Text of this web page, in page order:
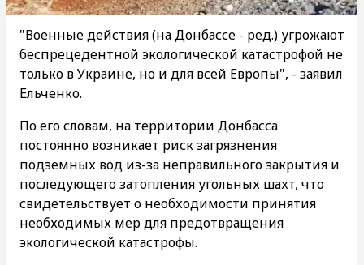
"Военные действия (на Донбассе - ред.) угрожают
беспрецедентной экологической катастрофой не
только в Украине, но и для всей Европы", - заявил
Ельченко.
По его словам, на территории Донбасса
постоянно возникает риск загрязнения
подземных вод из-за неправильного закрытия и
последующего затопления угольных шахт, что
свидетельствует о необходимости принятия
необходимых мер для предотвращения
экологической катастрофы.